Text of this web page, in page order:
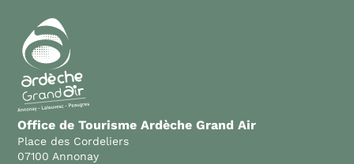
Office de Tourisme Ardèche Grand Air
Place des Cordeliers
07100 Annonay